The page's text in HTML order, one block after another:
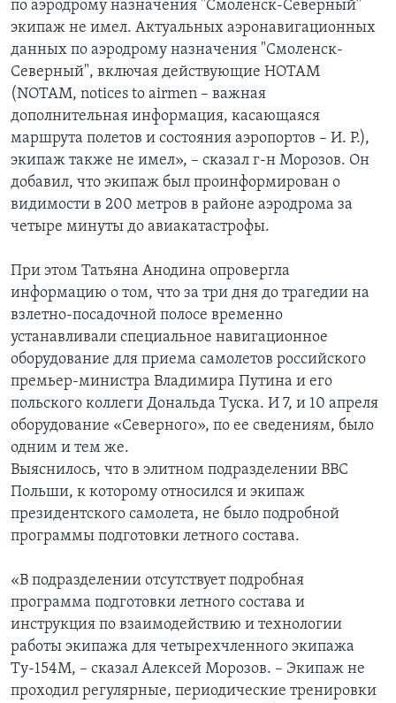
по аэродрому назначения "Смоленск-Северный"
экипаж не имел. Актуальных аэронавигационных
данных по аэродрому назначения "Смоленск-
Северный", включая действующие НОТАМ
(NOTAM, notices to airmen – важная
дополнительная информация, касающаяся
маршрута полетов и состояния аэропортов – И. Р.),
экипаж также не имел», – сказал г-н Морозов. Он
добавил, что экипаж был проинформирован о
видимости в 200 метров в районе аэродрома за
четыре минуты до авиакатастрофы.
При этом Татьяна Анодина опровергла
информацию о том, что за три дня до трагедии на
взлетно-посадочной полосе временно
устанавливали специальное навигационное
оборудование для приема самолетов российского
премьер-министра Владимира Путина и его
польского коллеги Дональда Туска. И 7, и 10 апреля
оборудование «Северного», по ее сведениям, было
одним и тем же.
Выяснилось, что в элитном подразделении ВВС
Польши, к которому относился и экипаж
президентского самолета, не было подробной
программы подготовки летного состава.
«В подразделении отсутствует подробная
программа подготовки летного состава и
инструкция по взаимодействию и технологии
работы экипажа для четырехчленного экипажа
Ту-154М, – сказал Алексей Морозов. – Экипаж не
проходил регулярные, периодические тренировки